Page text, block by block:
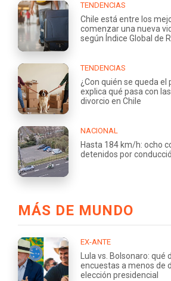
TENDENCIAS
Chile está entre los
comenzar una nueva
según Índice Global de
TENDENCIAS
¿Con quién se queda el
explica qué pasa con
divorcio en Chile
NACIONAL
Hasta 184 km/h: ocho
detenidos por
MÁS DE MUNDO
EX-ANTE
Lula vs. Bolsonaro: qué
encuestas a menos de
elección presidencial